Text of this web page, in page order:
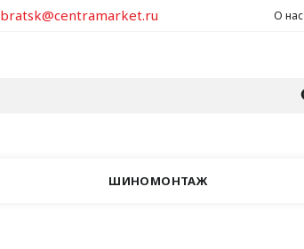
bratsk@centramarket.ru О нас
ШИНОМОНТАЖ